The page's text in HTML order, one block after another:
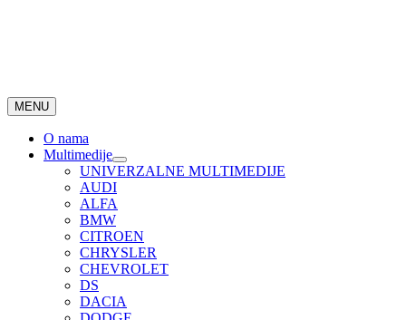
MENU
O nama
Multimedije
UNIVERZALNE MULTIMEDIJE
AUDI
ALFA
BMW
CITROEN
CHRYSLER
CHEVROLET
DS
DACIA